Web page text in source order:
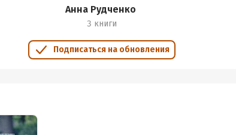
Анна Рудченко
3 книги
Подписаться на обновления